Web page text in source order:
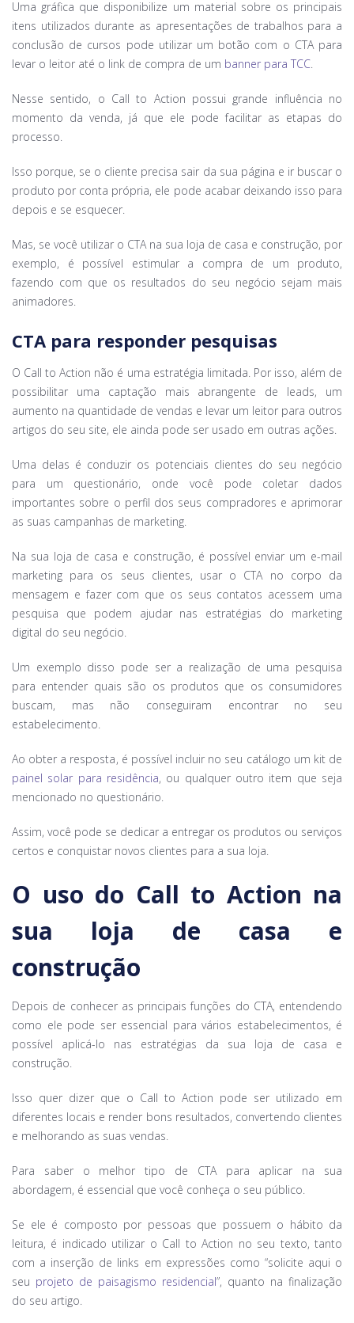
Uma gráfica que disponibilize um material sobre os principais
itens utilizados durante as apresentações de trabalhos para a
conclusão de cursos pode utilizar um botão com o CTA para
levar o leitor até o link de compra de um banner para TCC
Nesse sentido, o Call to Action possui grande influência no
momento da venda, já que ele pode facilitar as etapas do
processo.
Isso porque, se o cliente precisa sair da sua página e ir buscar o
produto por conta própria, ele pode acabar deixando isso para
depois e se esquecer.
Mas, se você utilizar o CTA na sua loja de casa e construção, por
exemplo, é possível estimular a compra de um produto,
fazendo com que os resultados do seu negócio sejam mais
animadores.
CTA para responder pesquisas
O Call to Action não é uma estratégia limitada. Por isso, além de
possibilitar uma captação mais abrangente de leads, um
aumento na quantidade de vendas e levar um leitor para outros
artigos do seu site, ele ainda pode ser usado em outras ações.
Uma delas é conduzir os potenciais clientes do seu negócio
para um questionário, onde você pode coletar dados
importantes sobre o perfil dos seus compradores e aprimorar
as suas campanhas de marketing.
Na sua loja de casa e construção, é possível enviar um e-mail
marketing para os seus clientes, usar o CTA no corpo da
mensagem e fazer com que os seus contatos acessem uma
pesquisa que podem ajudar nas estratégias do marketing
digital do seu negócio.
Um exemplo disso pode ser a realização de uma pesquisa
para entender quais são os produtos que os consumidores
buscam, mas não conseguiram encontrar no seu
estabelecimento.
Ao obter a resposta, é possível incluir no seu catálogo um kit de
painel solar para residência, ou qualquer outro item que seja
mencionado no questionário.
Assim, você pode se dedicar a entregar os produtos ou serviços
certos e conquistar novos clientes para a sua loja.
O uso do Call to Action na
sua loja de casa e
construção
Depois de conhecer as principais funções do CTA, entendendo
como ele pode ser essencial para vários estabelecimentos, é
possível aplicá-lo nas estratégias da sua loja de casa e
construção.
Isso quer dizer que o Call to Action pode ser utilizado em
diferentes locais e render bons resultados, convertendo clientes
e melhorando as suas vendas.
Para saber o melhor tipo de CTA para aplicar na sua
abordagem, é essencial que você conheça o seu público.
Se ele é composto por pessoas que possuem o hábito da
leitura, é indicado utilizar o Call to Action no seu texto, tanto
com a inserção de links em expressões como “solicite aqui o
seu projeto de paisagismo residencial”, quanto na finalização
do seu artigo.